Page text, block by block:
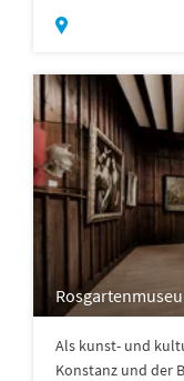
Als kunst- und
Konstanz und der